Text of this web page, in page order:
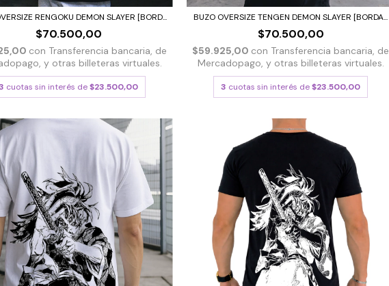
RENGOKU DEMON SLAYER [BORD...
$70.500,00
con Transferencia bancaria, de
y otras billeteras virtuales.
cuotas sin interés de$23.500,00
BUZO OVERSIZE TENGEN DEMON SLAYER [BORDA...
$70.500,00
$59.925,00 con Transferencia bancaria, de
Mercadopago, y otras billeteras virtuales.
3 cuotas sin interés de$23.500,00